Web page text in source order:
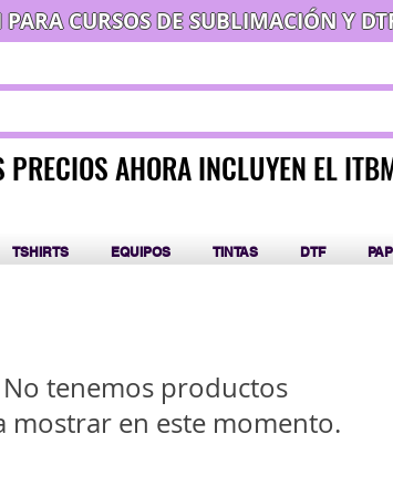
CURSOS DE SUBLIMACIÓN Y
PRECIOS AHORA INCLUYEN EL
PRECIOS AHORA INCLUYEN EL
TSHIRTS EQUIPOS TINTAS DTF
No tenemos productos
mostrar en este momento.